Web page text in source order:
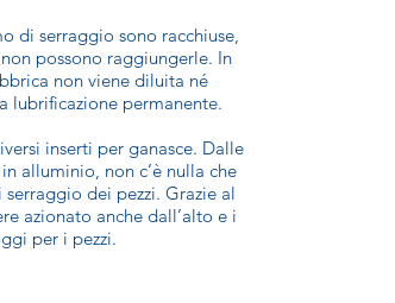
di serraggio sono racchiuse,
possono raggiungerle. In
non viene diluita né
lubrificazione permanente.
inserti per ganasce. Dalle
alluminio, non c’è nulla che
dei pezzi. Grazie al
azionato anche dall’alto e i
per i pezzi.